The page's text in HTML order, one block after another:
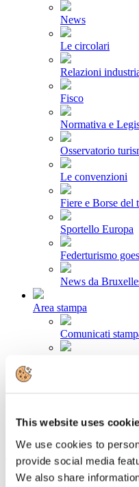
This website uses
We use cookies to
provide social media
We also share
News
Le circolari
Relazioni
Fisco
Normativa e
Osservatorio
Le convenzioni
Fiere e Borse del
Sportello Europa
Federturismo
News da
Area stampa
Comunicati
Tel. +39 320 57 80 986
Email